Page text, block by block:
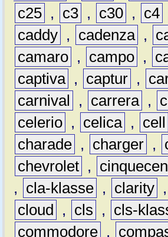
c25 , c3 , c30 , c4
caddy , cadenza ,
camaro , campo ,
captiva , captur ,
carnival
, carrera ,
celerio , celica , cell
charade , charger ,
chevrolet ,
,
cla-klasse , clarity ,
cloud
, cls , cls-
commodore ,